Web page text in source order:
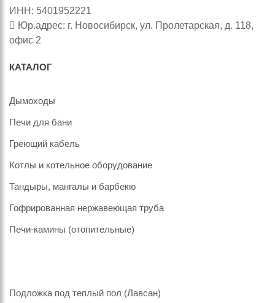
ИНН: 5401952221
Юр.адрес: г. Новосибирск, ул. Пролетарская, д. 118,
офис 2
КАТАЛОГ
Дымоходы
Печи для бани
Греющий кабель
Котлы и котельное оборудование
Тандыры, мангалы и барбекю
Гофрированная нержавеющая труба
Печи-камины (отопительные)
Подложка под теплый пол (Лавсан)